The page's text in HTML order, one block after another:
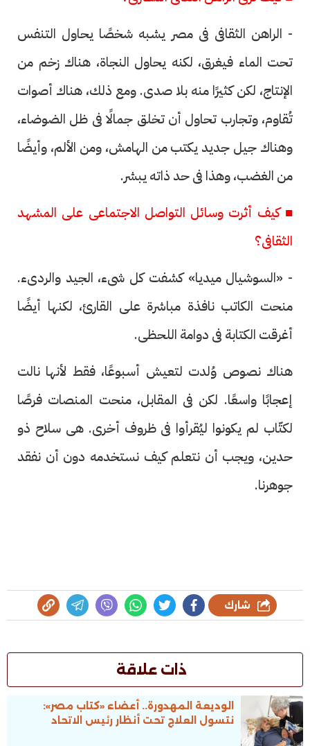
- الراهن الثقافى فى مصر يشبه شخصًا يحاول التنفس
تحت الماء فيغرق، لكنه يحاول النجاة، هناك زخم من
الإنتاج، لكن كثيرًا منه بلا صدى. ومع ذلك، هناك أصوات
تُقاوم، وتجارب تحاول أن تخلق جمالًا فى ظل الضوضاء،
وهناك جيل جديد يكتب من الهامش، ومن الألم، وأيضًا
من الغضب، وهذا فى حد ذاته يبشر.
■ كيف أثرت وسائل التواصل الاجتماعى على المشهد
الثقافى؟
- «السوشيال ميديا» كشفت كل شىء، الجيد والردىء.
منحت الكاتب نافذة مباشرة على القارئ، لكنها أيضًا
أغرقت الكتابة فى دوامة اللحظى.
هناك نصوص وُلدت لتعيش أسبوعًا، فقط لأنها نالت
إعجابًا واسعًا. لكن فى المقابل، منحت المنصات فرصًا
لكتّاب لم يكونوا ليُقرأوا فى ظروف أخرى. هى سلاح ذو
حدين، ويجب أن نتعلم كيف نستخدمه دون أن نفقد
جوهرنا.
شارك
ذات علاقة
الوديعة المهدورة.. أعضاء «كُتاب مصر»:
نتسول العلاج تحت أنظار رئيس الاتحاد